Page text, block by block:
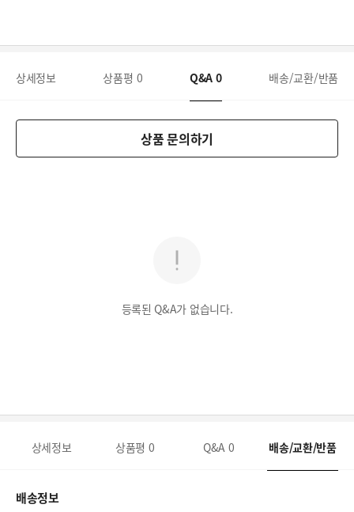
상세정보 상품평 0 Q&A 0 배송/교환/반품
상품 문의하기
등록된 Q&A가 없습니다.
상세정보 상품평 0 Q&A 0 배송/교환/반품
배송정보